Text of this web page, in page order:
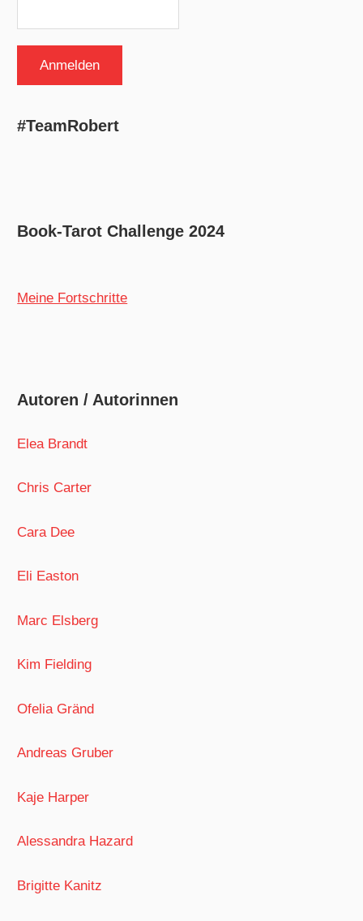
#TeamRobert
Book-Tarot Challenge 2024
Meine Fortschritte
Autoren / Autorinnen
Elea Brandt
Chris Carter
Cara Dee
Eli Easton
Marc Elsberg
Kim Fielding
Ofelia Gränd
Andreas Gruber
Kaje Harper
Alessandra Hazard
Brigitte Kanitz